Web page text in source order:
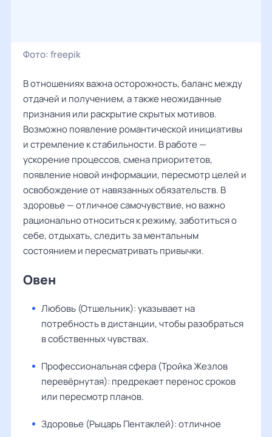
Фото: freepik
В отношениях важна осторожность, баланс между
отдачей и получением, а также неожиданные
признания или раскрытие скрытых мотивов.
Возможно появление романтической инициативы
и стремление к стабильности. В работе —
ускорение процессов, смена приоритетов,
появление новой информации, пересмотр целей и
освобождение от навязанных обязательств. В
здоровье — отличное самочувствие, но важно
рационально относиться к режиму, заботиться о
себе, отдыхать, следить за ментальным
состоянием и пересматривать привычки.
Овен
Любовь (Отшельник): указывает на
потребность в дистанции, чтобы разобраться
в собственных чувствах.
Профессиональная сфера (Тройка Жезлов
перевёрнутая): предрекает перенос сроков
или пересмотр планов.
Здоровье (Рыцарь Пентаклей): отличное